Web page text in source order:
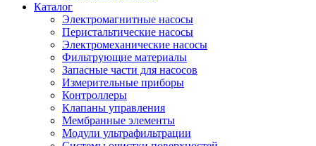
Каталог
Электромагнитные насосы
Перистальтические насосы
Электромеханические насосы
Фильтрующие материалы
Запасные части для насосов
Измерительные приборы
Контроллеры
Клапаны управления
Мембранные элементы
Модули ультрафильтрации